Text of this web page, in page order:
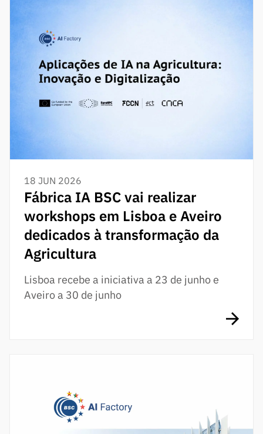
18 JUN 2026
Fábrica IA BSC vai realizar
workshops em Lisboa e Aveiro
dedicados à transformação da
Agricultura
Lisboa recebe a iniciativa a 23 de junho e
Aveiro a 30 de junho